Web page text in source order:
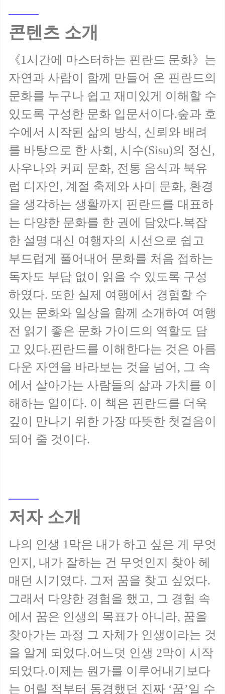
콘텐츠 소개
《1시간에 마스터하는 핀란드 문화》는
자연과 사람이 함께 만들어 온 핀란드의
문화를 누구나 쉽고 재미있게 이해할 수
있도록 구성한 문화 입문서이다.숲과 호
수에서 시작된 삶의 방식, 신뢰와 배려
를 바탕으로 한 사회, 시수(Sisu)의 정신,
사우나와 커피 문화, 전통 음식과 북유
럽 디자인, 계절 축제와 사미 문화, 환경
을 생각하는 생활까지 핀란드를 대표하
는 다양한 문화를 한 권에 담았다.복잡
한 설명 대신 여행자의 시선으로 쉽고
부드럽게 풀어내어 문화를 처음 접하는
독자도 부담 없이 읽을 수 있도록 구성
하였다. 또한 실제 여행에서 경험할 수
있는 문화와 일상을 함께 소개하여 여행
전 읽기 좋은 문화 가이드의 역할도 담
고 있다.핀란드를 이해한다는 것은 아름
다운 자연을 바라보는 것을 넘어, 그 속
에서 살아가는 사람들의 삶과 가치를 이
해하는 일이다. 이 책은 핀란드를 더욱
깊이 만나기 위한 가장 따뜻한 첫걸음이
되어 줄 것이다.
저자 소개
나의 인생 1막은 내가 하고 싶은 게 무엇
인지, 내가 잘하는 건 무엇인지 찾아 헤
매던 시기였다. 그저 꿈을 찾고 싶었다.
그래서 다양한 경험을 했고, 그 경험 속
에서 꿈은 인생의 목표가 아니라, 꿈을
찾아가는 과정 그 자체가 인생이라는 것
을 알게 되었다.어느덧 인생 2막이 시작
되었다.이제는 뭔가를 이루어내기보다
는 어릴 적부터 동경했던 진짜 ‘꿈’일 수